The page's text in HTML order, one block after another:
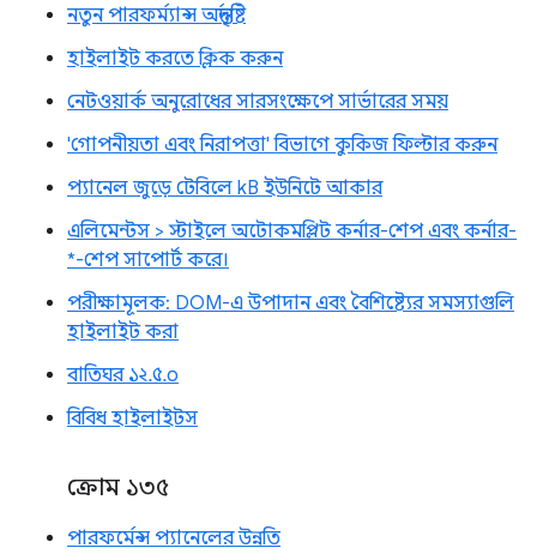
নতুন পারফর্ম্যান্স অন্তর্দৃষ্টি
হাইলাইট করতে ক্লিক করুন
নেটওয়ার্ক অনুরোধের সারসংক্ষেপে সার্ভারের সময়
'গোপনীয়তা এবং নিরাপত্তা' বিভাগে কুকিজ ফিল্টার করুন
প্যানেল জুড়ে টেবিলে kB ইউনিটে আকার
এলিমেন্টস > স্টাইলে অটোকমপ্লিট কর্নার-শেপ এবং কর্নার-
*-শেপ সাপোর্ট করে।
পরীক্ষামূলক: DOM-এ উপাদান এবং বৈশিষ্ট্যের সমস্যাগুলি
হাইলাইট করা
বাতিঘর ১২.৫.০
বিবিধ হাইলাইটস
ক্রোম ১৩৫
পারফর্মেন্স প্যানেলের উন্নতি